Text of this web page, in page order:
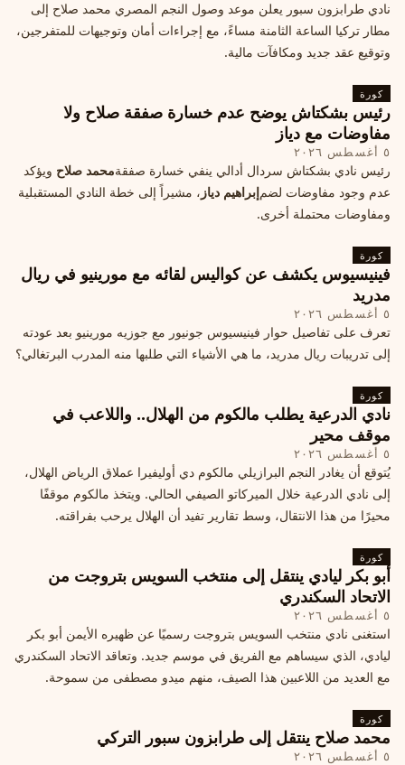
نادي طرابزون سبور يعلن موعد وصول النجم المصري محمد صلاح إلى
مطار تركيا الساعة الثامنة مساءً، مع إجراءات أمان وتوجيهات للمتفرجين،
وتوقيع عقد جديد ومكافآت مالية.
كورة
رئيس بشكتاش يوضح عدم خسارة صفقة صلاح ولا
مفاوضات مع دياز
٥ أغسطس ٢٠٢٦
رئيس نادي بشكتاش سردال أدالي ينفي خسارة صفقةمحمد صلاح ويؤكد
عدم وجود مفاوضات لضمإبراهيم دياز ، مشيراً إلى خطة النادي المستقبلية
ومفاوضات محتملة أخرى.
كورة
فينيسيوس يكشف عن كواليس لقائه مع مورينيو في ريال
مدريد
٥ أغسطس ٢٠٢٦
تعرف على تفاصيل حوار فينيسيوس جونيور مع جوزيه مورينيو بعد عودته
إلى تدريبات ريال مدريد، ما هي الأشياء التي طلبها منه المدرب البرتغالي؟
كورة
نادي الدرعية يطلب مالكوم من الهلال.. واللاعب في
موقف محير
٥ أغسطس ٢٠٢٦
يُتوقع أن يغادر النجم البرازيلي مالكوم دي أوليفيرا عملاق الرياض الهلال،
إلى نادي الدرعية خلال الميركاتو الصيفي الحالي. ويتخذ مالكوم موقفًا
محيرًا من هذا الانتقال، وسط تقارير تفيد أن الهلال يرحب بفراقته.
كورة
أبو بكر ليادي ينتقل إلى منتخب السويس بتروجت من
الاتحاد السكندري
٥ أغسطس ٢٠٢٦
استغنى نادي منتخب السويس بتروجت رسميًا عن ظهيره الأيمن أبو بكر
ليادي، الذي سيساهم مع الفريق في موسم جديد. وتعاقد الاتحاد السكندري
مع العديد من اللاعبين هذا الصيف، منهم ميدو مصطفى من سموحة.
كورة
محمد صلاح ينتقل إلى طرابزون سبور التركي
٥ أغسطس ٢٠٢٦